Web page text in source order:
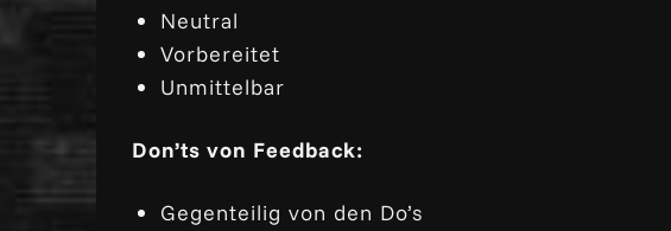
Neutral
Vorbereitet
Unmittelbar
Don’ts von Feedback:
Gegenteilig von den Do’s